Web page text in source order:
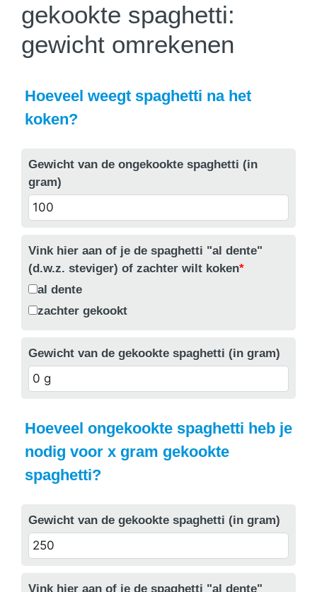
gekookte spaghetti:
gewicht omrekenen
Hoeveel weegt spaghetti na het
koken?
Gewicht van de ongekookte spaghetti (in
gram)
Vink hier aan of je de spaghetti "al dente"
(d.w.z. steviger) of zachter wilt koken*
al dente
zachter gekookt
Gewicht van de gekookte spaghetti (in gram)
Hoeveel ongekookte spaghetti heb je
nodig voor x gram gekookte
spaghetti?
Gewicht van de gekookte spaghetti (in gram)
Vink hier aan of je de spaghetti "al dente"